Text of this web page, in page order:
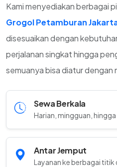
Kami menyediakan berbagai
Grogol Petamburan
disesuaikan dengan
perjalanan singkat hingga
semuanya bisa diatur dengan
Sewa Berkala
Harian, mingguan, hingga
Antar Jemput
Layanan ke berbagai